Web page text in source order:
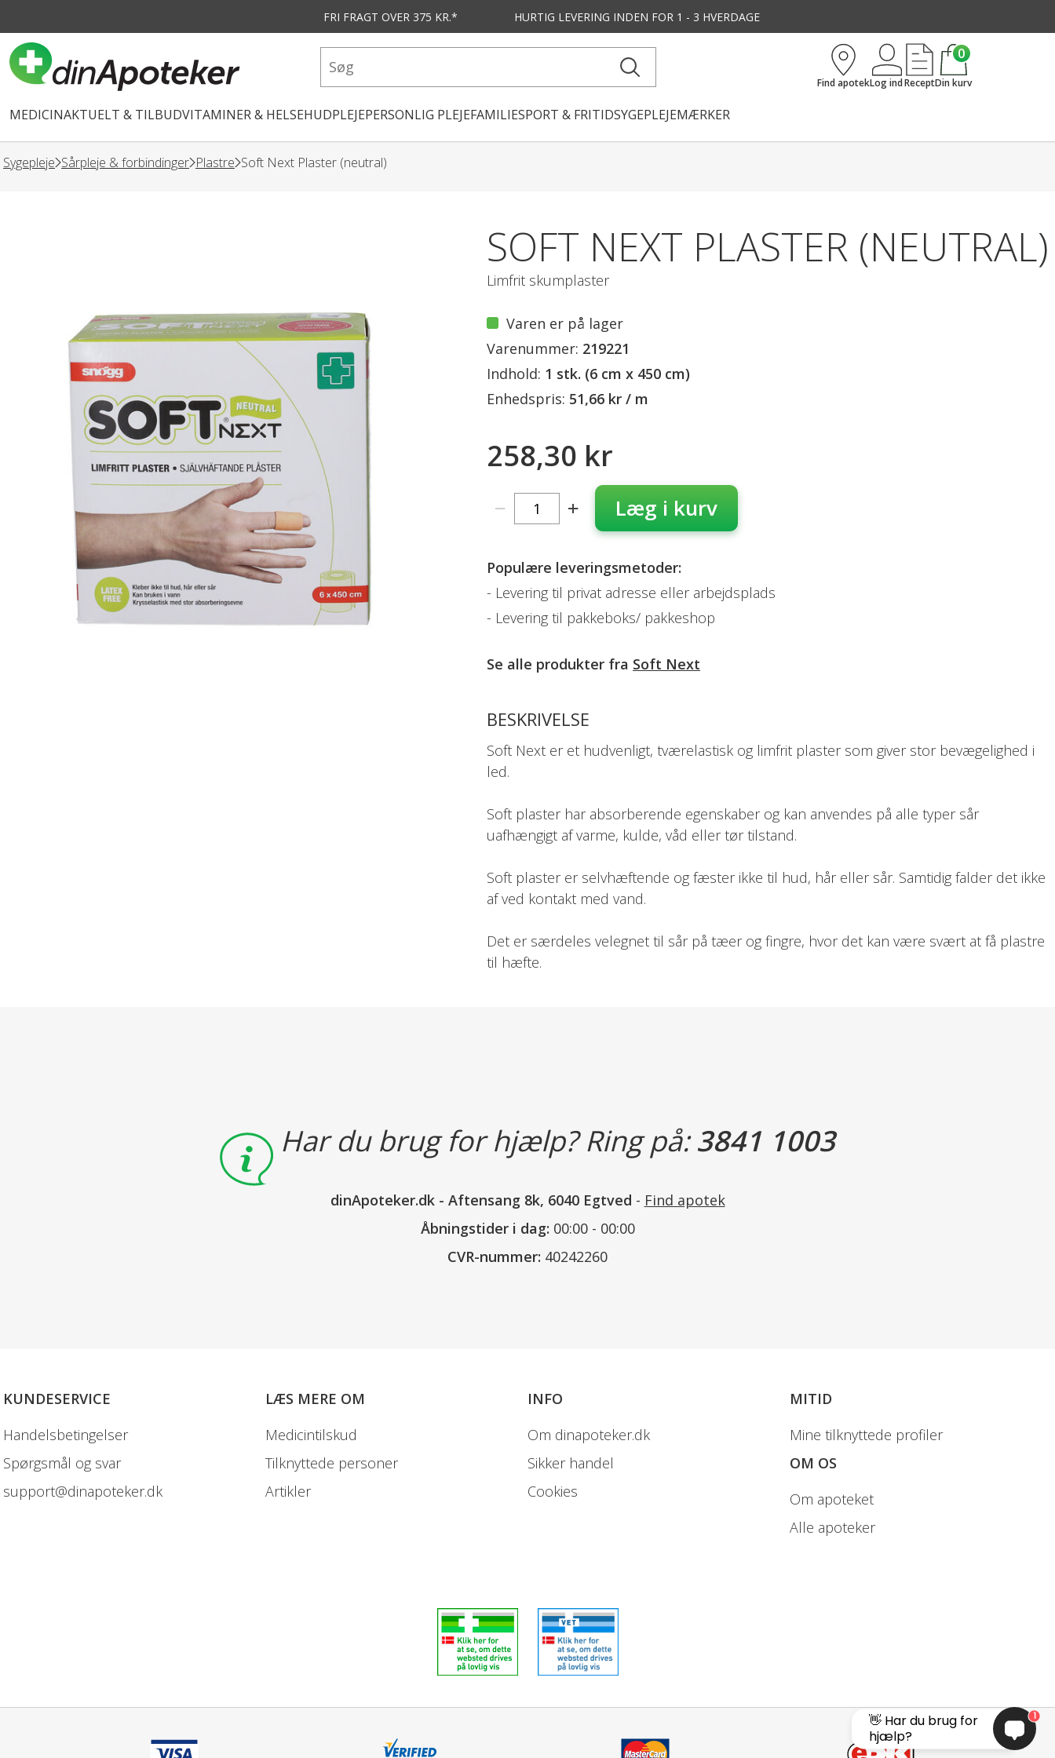
FRI FRAGT OVER 375 KR.* HURTIG LEVERING INDEN FOR 1 - 3 HVERDAGE
MEDICINAKTUELT & TILBUDVITAMINER & HELSEHUDPLEJEPERSONLIG PLEJEFAMILIESPORT & FRITIDSYGEPLEJEMÆRKER
Find apotekLog indRecept
0
Din kurv
Sygepleje Sårpleje & forbindinger Plastre Soft Next Plaster (neutral)
SOFT NEXT PLASTER (NEUTRAL)
Limfrit skumplaster
Varen er på lager
Varenummer: 219221
Indhold: 1 stk. (6 cm x 450 cm)
Enhedspris: 51,66 kr / m
258,30 kr
Læg i kurv
Populære leveringsmetoder:
Levering til privat adresse eller arbejdsplads
Levering til pakkeboks/ pakkeshop
Se alle produkter fra Soft Next
BESKRIVELSE
Soft Next er et hudvenligt, tværelastisk og limfrit plaster som giver stor bevægelighed i
led.
Soft plaster har absorberende egenskaber og kan anvendes på alle typer sår
uafhængigt af varme, kulde, våd eller tør tilstand.
Soft plaster er selvhæftende og fæster ikke til hud, hår eller sår. Samtidig falder det ikke
af ved kontakt med vand.
Det er særdeles velegnet til sår på tæer og fingre, hvor det kan være svært at få plastre
til hæfte.
Læs mere
Har du brug for hjælp? Ring på:3841 1003
dinApoteker.dk- Aftensang 8k, 6040 Egtved - Find apotek
Åbningstider i dag: 00:00 - 00:00
CVR-nummer: 40242260
KUNDESERVICE
Handelsbetingelser
Spørgsmål og svar
support@dinapoteker.dk
LÆS MERE OM
Medicintilskud
Tilknyttede personer
Artikler
INFO
Om dinapoteker.dk
Sikker handel
Cookies
MITID
Mine tilknyttede profiler
OM OS
Om apoteket
Alle apoteker
👋 Har du brug for
hjælp?
1